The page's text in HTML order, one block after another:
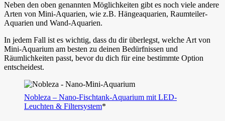
Neben den oben genannten Möglichkeiten gibt es noch viele andere
Arten von Mini-Aquarien, wie z.B. Hängeaquarien, Raumteiler-
Aquarien und Wand-Aquarien.
In jedem Fall ist es wichtig, dass du dir überlegst, welche Art von
Mini-Aquarium am besten zu deinen Bedürfnissen und
Räumlichkeiten passt, bevor du dich für eine bestimmte Option
entscheidest.
Nobleza – Nano-Fischtank-Aquarium mit LED-
Leuchten & Filtersystem*